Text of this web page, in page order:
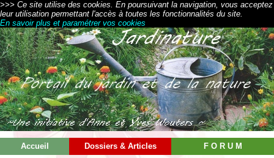
>>> Ce site utilise des cookies. En poursuivant la navigation, vous acceptez
leur utilisation permettant l'accès à toutes les fonctionnalités du site.
En savoir plus et paramétrer vos cookies
Accueil Dossiers & Articles F O R U M